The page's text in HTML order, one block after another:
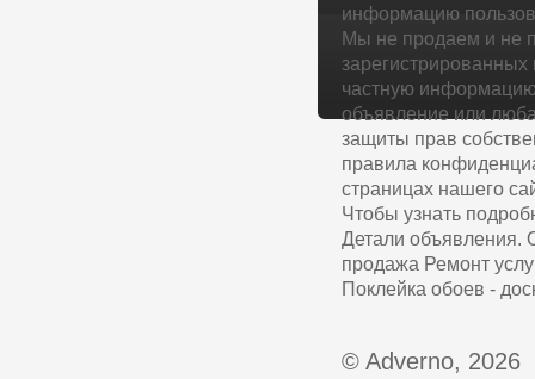
информацию
Мы не продаем и не
частную информацию
объявление или
защиты прав
правила
страницах нашего
Чтобы узнать
Детали объявления.
продажа Ремонт
Поклейка обоев -
© Adverno, 2026